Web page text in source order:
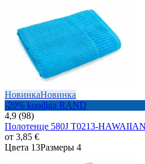
НовинкаНовинка
-20% koodiga RAND
4,9 (98)
Полотенце 580J T0213-
от 3,85 €
Цвета 13Размеры 4